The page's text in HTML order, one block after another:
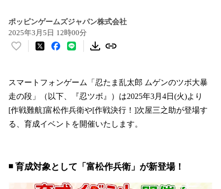
ポッピンゲームズジャパン株式会社
2025年3月5日 12時00分
い
！
数
を
読
で
スマートフォンゲーム「忍たま乱太郎 ムゲンのツボ大暴
走の段」（以下、『忍ツボ』）は2025年3月4日(火)より
[作戦難航]富松作兵衛や[作戦決行！]次屋三之助が登場す
る、育成イベントを開催いたします。
◾️ 育成対象として「富松作兵衛」が新登場！